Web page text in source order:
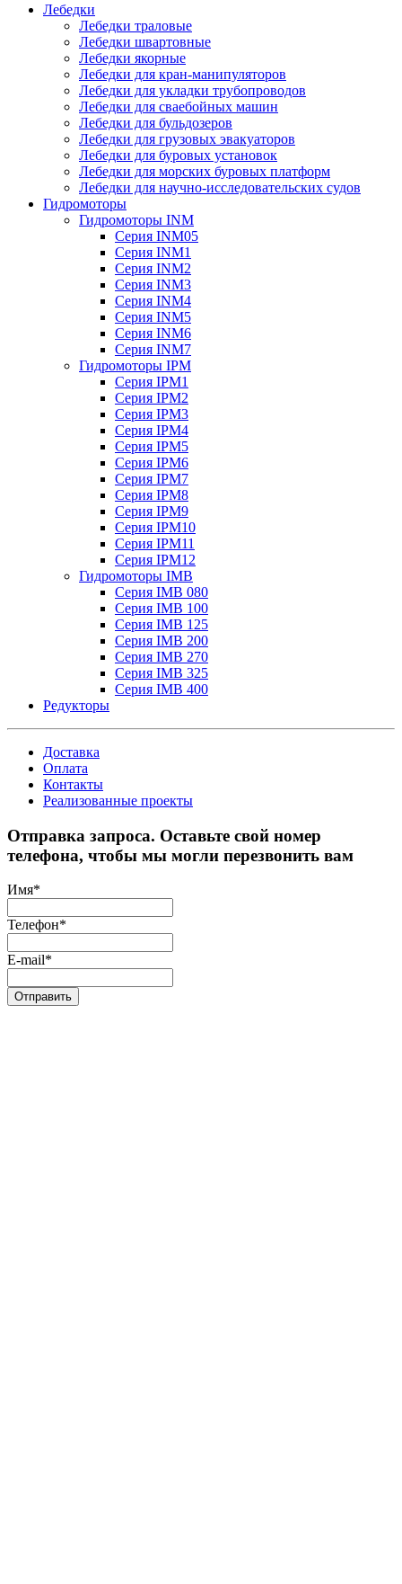
Лебедки
Лебедки траловые
Лебедки швартовные
Лебедки якорные
Лебедки для кран-манипуляторов
Лебедки для укладки трубопроводов
Лебедки для сваебойных машин
Лебедки для бульдозеров
Лебедки для грузовых эвакуаторов
Лебедки для буровых установок
Лебедки для морских буровых платформ
Лебедки для научно-исследовательских судов
Гидромоторы
Гидромоторы INM
Серия INM05
Серия INM1
Серия INM2
Серия INM3
Серия INM4
Серия INM5
Серия INM6
Серия INM7
Гидромоторы IPM
Серия IPM1
Серия IPM2
Серия IPM3
Серия IPM4
Серия IPM5
Серия IPM6
Серия IPM7
Серия IPM8
Серия IPM9
Серия IPM10
Серия IPM11
Серия IPM12
Гидромоторы IMB
Серия IMB 080
Серия IMB 100
Серия IMB 125
Серия IMB 200
Серия IMB 270
Серия IMB 325
Серия IMB 400
Редукторы
Доставка
Оплата
Контакты
Реализованные проекты
Отправка запроса. Оставьте свой номер
телефона, чтобы мы могли перезвонить вам
Имя*
Телефон*
E-mail*
Отправить